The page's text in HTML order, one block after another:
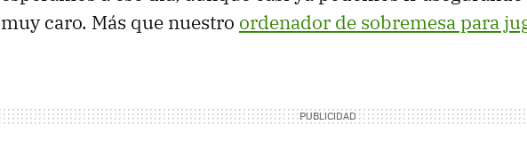
muy caro. Más que nuestro ordenador de sobremesa para